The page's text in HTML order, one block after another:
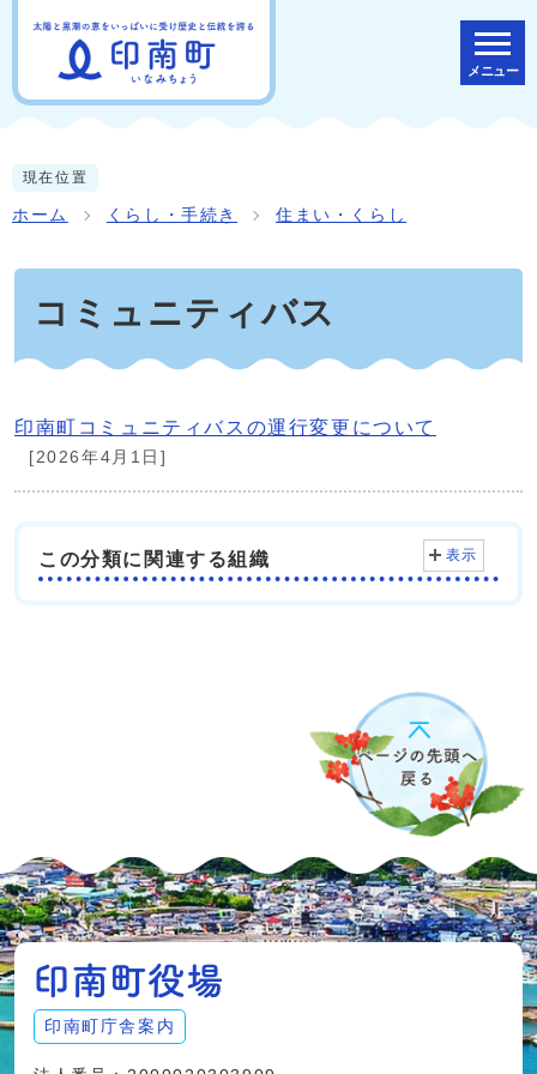
メニュー
現在位置
ホーム くらし・手続き 住まい・くらし
コミュニティバス
印南町コミュニティバスの運行変更について
[2026年4月1日]
この分類に関連する組織 表示
印南町庁舎案内